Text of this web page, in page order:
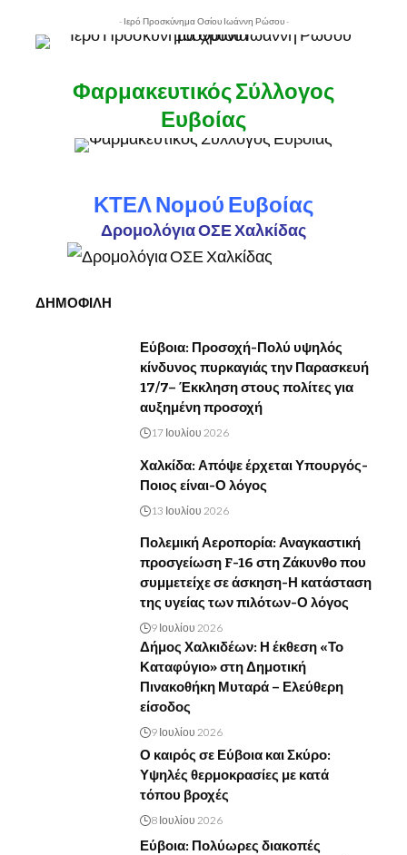
- Ιερό Προσκύνημα Οσίου Ιωάννη Ρώσου -
Φαρμακευτικός Σύλλογος
Ευβοίας
ΚΤΕΛ Νομού Ευβοίας
Δρομολόγια ΟΣΕ Χαλκίδας
ΔΗΜΟΦΙΛΗ
Εύβοια: Προσοχή-Πολύ υψηλός
κίνδυνος πυρκαγιάς την Παρασκευή
17/7– Έκκληση στους πολίτες για
αυξημένη προσοχή
17 Ιουλίου 2026
Χαλκίδα: Απόψε έρχεται Υπουργός-
Ποιος είναι-Ο λόγος
13 Ιουλίου 2026
Πολεμική Αεροπορία: Αναγκαστική
προσγείωση F-16 στη Ζάκυνθο που
συμμετείχε σε άσκηση-Η κατάσταση
της υγείας των πιλότων-Ο λόγος
9 Ιουλίου 2026
Δήμος Χαλκιδέων: Η έκθεση «Το
Καταφύγιο» στη Δημοτική
Πινακοθήκη Μυταρά – Ελεύθερη
είσοδος
9 Ιουλίου 2026
Ο καιρός σε Εύβοια και Σκύρο:
Υψηλές θερμοκρασίες με κατά
τόπου βροχές
8 Ιουλίου 2026
Εύβοια: Πολύωρες διακοπές